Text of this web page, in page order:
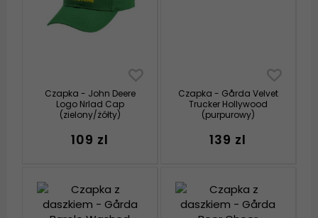
Czapka - John Deere
Logo Nrlad Cap
(zielony/żółty)
109 zl
Czapka - Gårda Velvet
Trucker Hollywood
(purpurowy)
139 zl